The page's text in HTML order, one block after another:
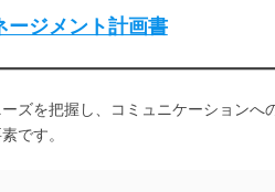
ージメント計画書
ズを把握し、コミュニケーション
です。